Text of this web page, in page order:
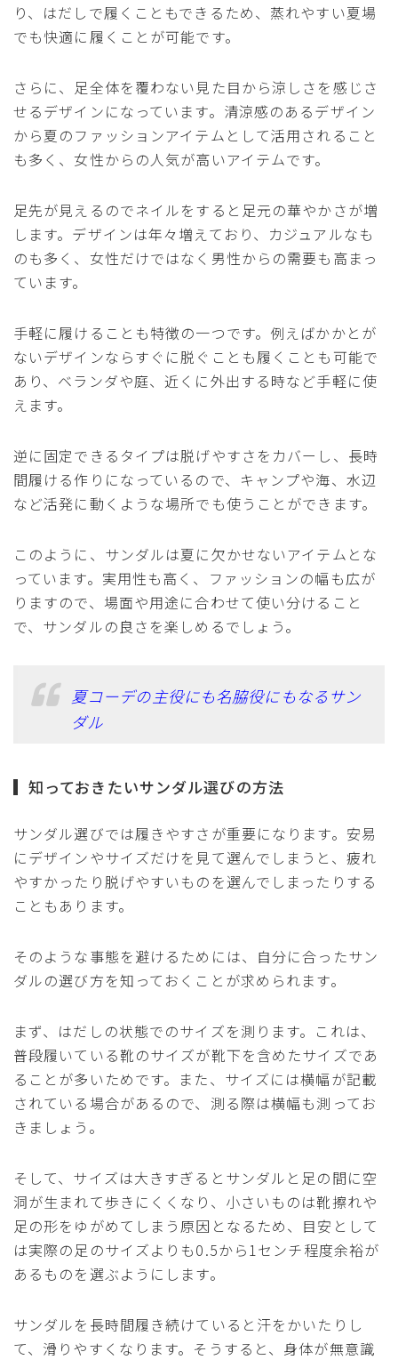
り、はだしで履くこともできるため、蒸れやすい夏場
でも快適に履くことが可能です。
さらに、足全体を覆わない見た目から涼しさを感じさ
せるデザインになっています。清涼感のあるデザイン
から夏のファッションアイテムとして活用されること
も多く、女性からの人気が高いアイテムです。
足先が見えるのでネイルをすると足元の華やかさが増
します。デザインは年々増えており、カジュアルなも
のも多く、女性だけではなく男性からの需要も高まっ
ています。
手軽に履けることも特徴の一つです。例えばかかとが
ないデザインならすぐに脱ぐことも履くことも可能で
あり、ベランダや庭、近くに外出する時など手軽に使
えます。
逆に固定できるタイプは脱げやすさをカバーし、長時
間履ける作りになっているので、キャンプや海、水辺
など活発に動くような場所でも使うことができます。
このように、サンダルは夏に欠かせないアイテムとな
っています。実用性も高く、ファッションの幅も広が
りますので、場面や用途に合わせて使い分けること
で、サンダルの良さを楽しめるでしょう。
夏コーデの主役にも名脇役にもなるサン
ダル
知っておきたいサンダル選びの方法
サンダル選びでは履きやすさが重要になります。安易
にデザインやサイズだけを見て選んでしまうと、疲れ
やすかったり脱げやすいものを選んでしまったりする
こともあります。
そのような事態を避けるためには、自分に合ったサン
ダルの選び方を知っておくことが求められます。
まず、はだしの状態でのサイズを測ります。これは、
普段履いている靴のサイズが靴下を含めたサイズであ
ることが多いためです。また、サイズには横幅が記載
されている場合があるので、測る際は横幅も測ってお
きましょう。
そして、サイズは大きすぎるとサンダルと足の間に空
洞が生まれて歩きにくくなり、小さいものは靴擦れや
足の形をゆがめてしまう原因となるため、目安として
は実際の足のサイズよりも0.5から1センチ程度余裕が
あるものを選ぶようにします。
サンダルを長時間履き続けていると汗をかいたりし
て、滑りやすくなります。そうすると、身体が無意識